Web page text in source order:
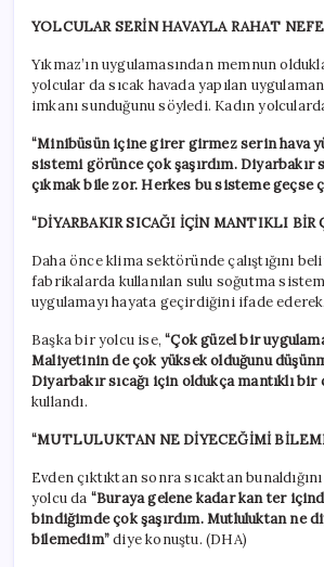
YOLCULAR SERİN HAVAYLA RAHAT
Yıkmaz’ın uygulamasından memnun
yolcular da sıcak havada yapılan
imkanı sunduğunu söyledi. Kadın
“Minibüsün içine girer girmez serin hava
sistemi görünce çok şaşırdım. Diyarbakır
çıkmak bile zor. Herkes bu sisteme geçse
“DİYARBAKIR SICAĞI İÇİN MANTIKLI BİR
Daha önce klima sektöründe çalıştığını
fabrikalarda kullanılan sulu soğutma
uygulamayı hayata geçirdiğini ifade ederek,
Başka bir yolcu ise, “Çok güzel bir
Maliyetinin de çok yüksek olduğunu
Diyarbakır sıcağı için oldukça mantıklı bir
kullandı.
“MUTLULUKTAN NE DİYECEĞİMİ
Evden çıktıktan sonra sıcaktan
yolcu da “Buraya gelene kadar kan ter
bindiğimde çok şaşırdım. Mutluluktan ne
bilemedim”diye konuştu. (DHA)